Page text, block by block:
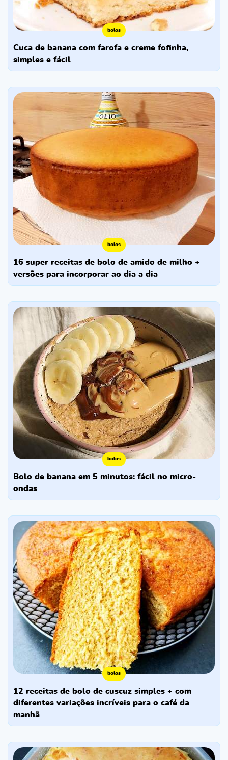
bolos
cuca de banana com farofa e creme fofinha,
simples e fácil
bolos
16 super receitas de bolo de amido de milho +
versões para incorporar ao dia a dia
bolos
bolo de banana em 5 minutos: fácil no micro-
ondas
bolos
12 receitas de bolo de cuscuz simples + com
diferentes variações incríveis para o café da
manhã